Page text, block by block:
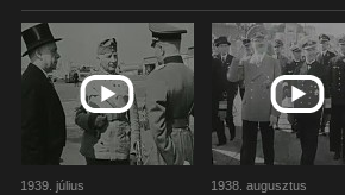
1939. július
1938. augusztus